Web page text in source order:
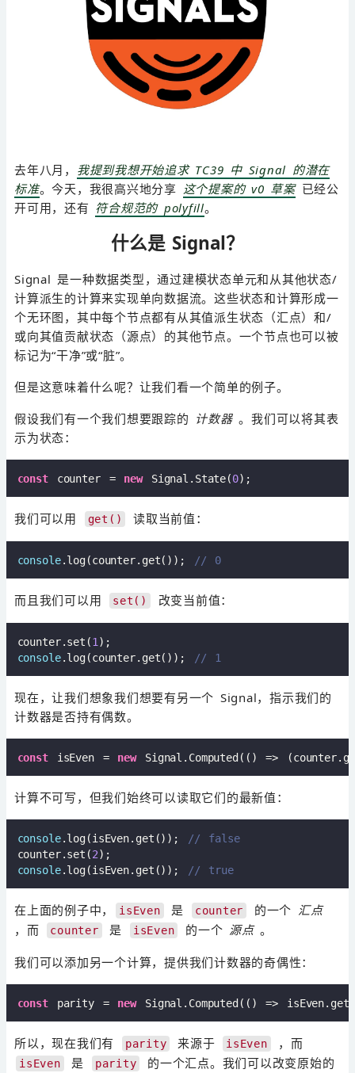
去年八月， 我提到我想开始追求 TC39 中 Signal 的潜在
标准。今天，我很高兴地分享 这个提案的 v0 草案已经公
开可用，还有 符合规范的 polyfill。
什么是 Signal？
Signal 是一种数据类型，通过建模状态单元和从其他状态/
计算派生的计算来实现单向数据流。这些状态和计算形成一
个无环图，其中每个节点都有从其值派生状态（汇点）和/
或向其值贡献状态（源点）的其他节点。一个节点也可以被
标记为“干净”或“脏”。
但是这意味着什么呢？让我们看一个简单的例子。
假设我们有一个我们想要跟踪的 计数器。我们可以将其表
示为状态：
const counter = new Signal.State(0
我们可以用 get() 读取当前值：
console.log(counter.get()); // 0
而且我们可以用 set() 改变当前值：
counter.set(1
console.log(counter.get()); // 1
现在，让我们想象我们想要有另一个 Signal，指示我们的
计数器是否持有偶数。
const isEven = new Signal.Computed( () =>
计算不可写，但我们始终可以读取它们的最新值：
console.log(isEven.get());
// false
counter.set(2
console.log(isEven.get()); // true
在上面的例子中， isEven 是 counter 的一个 汇点
，而
counter 是 isEven 的一个 源点。
我们可以添加另一个计算，提供我们计数器的奇偶性：
const parity = new Signal.Computed( () =>
所以，现在我们有 parity 来源于 isEven ，而
isEven 是 parity 的一个汇点。我们可以改变原始的